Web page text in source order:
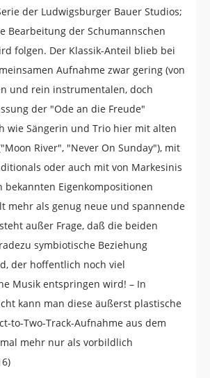
der Ludwigsburger Bauer Studios;
Bearbeitung der Schumannschen
folgen. Der Klassik-Anteil blieb bei
Aufnahme zwar gering (von
und rein instrumentalen, doch
der "Ode an die Freude"
wie Sängerin und Trio hier mit alten
River", "Never On Sunday"), mit
oder auch mit von Markesinis
bekannten Eigenkompositionen
mehr als genug neue und spannende
außer Frage, daß die beiden
symbiotische Beziehung
der hoffentlich noch viel
Musik entspringen wird! – In
kann man diese äußerst plastische
to-Two-Track-Aufnahme aus dem
mehr nur als vorbildlich